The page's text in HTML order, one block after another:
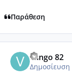
Παράθεση
vango 82
Δημοσίευση